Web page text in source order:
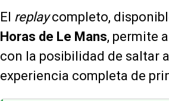
El replaycompleto,
Horas de Le Mans, permite
con la posibilidad de saltar
experiencia completa de